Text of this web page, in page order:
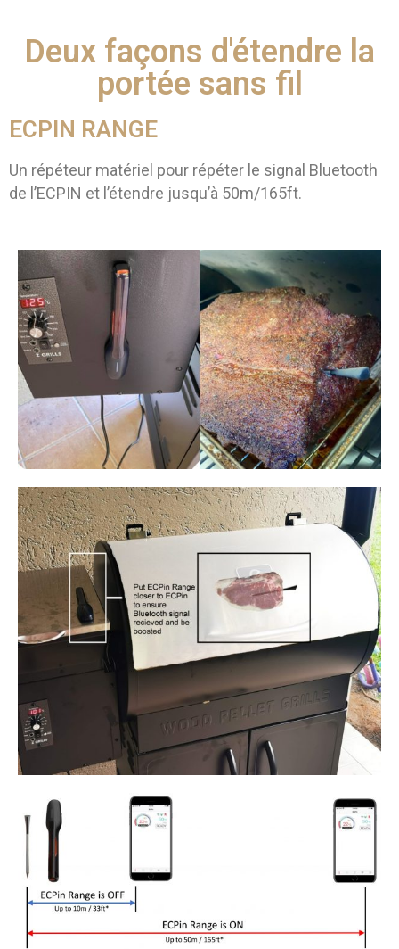
Deux façons d'étendre la
portée sans fil
ECPIN RANGE
Un répéteur matériel pour répéter le signal Bluetooth
de l’ECPIN et l’étendre jusqu’à 50m/165ft.